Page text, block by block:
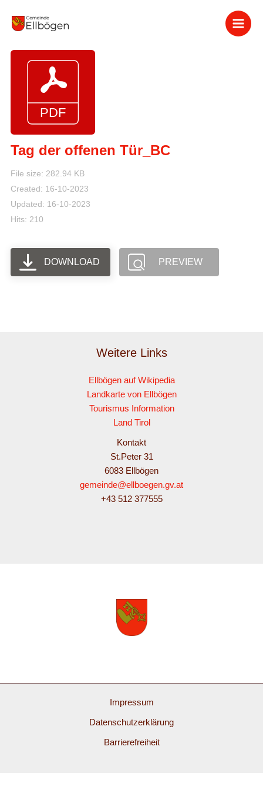
Inhalt
Tag der offenen Tür_BC
File size: 282.94 KB
Created: 16-10-2023
Updated: 16-10-2023
Hits: 210
DOWNLOAD PREVIEW
Weitere Links
Ellbögen auf Wikipedia
Landkarte von Ellbögen
Tourismus Information
Land Tirol
Kontakt
St.Peter 31
6083 Ellbögen
gemeinde@ellboegen.gv.at
+43 512 377555
Impressum
Datenschutzerklärung
Barrierefreiheit